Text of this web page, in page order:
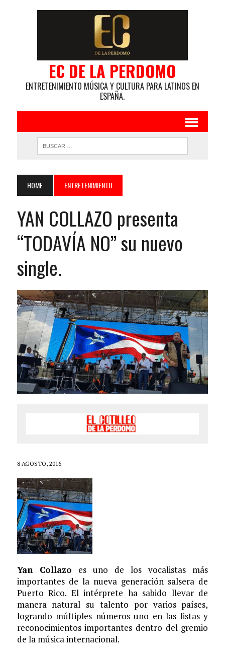
EC DE LA PERDOMO
ENTRETENIMIENTO MÚSICA Y CULTURA PARA LATINOS EN
ESPAÑA.
HOME ENTRETENIMIENTO
YAN COLLAZO presenta
“TODAVÍA NO” su nuevo
single.
8 AGOSTO, 2016
Yan Collazo es uno de los vocalistas más
importantes de la nueva generación salsera de
Puerto Rico. El intérprete ha sabido llevar de
manera natural su talento por varios países,
logrando múltiples números uno en las listas y
reconocimientos importantes dentro del gremio
de la música internacional.